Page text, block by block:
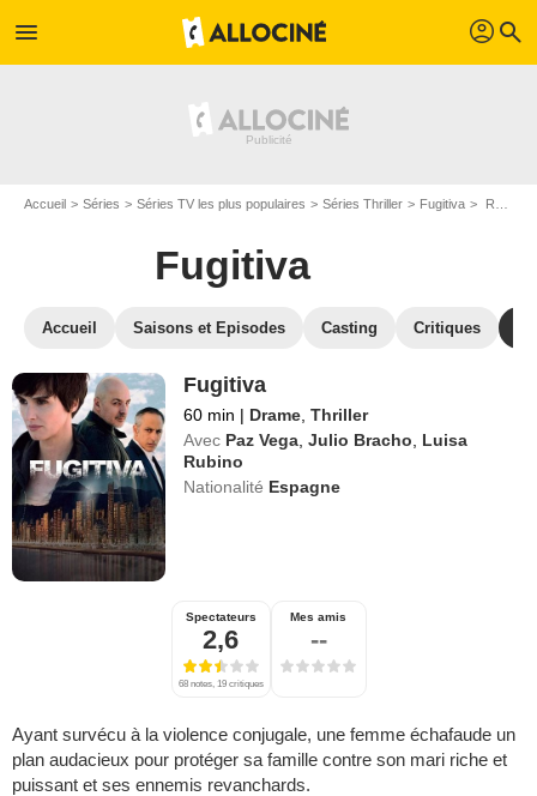
menu profil search
Accueil Séries Séries TV les plus populaires Séries Thriller Fugitiva Regarder Fugitiva en SVOD
Fugitiva
Accueil Saisons et Episodes Casting Critiques
Fugitiva
60 min | Drame ,Thriller
Avec Paz Vega ,Julio Bracho
Luisa
Rubino
Nationalité Espagne
Spectateurs
2,6
68 notes, 19 critiques
Mes amis
--
Ayant survécu à la violence conjugale, une femme échafaude un
plan audacieux pour protéger sa famille contre son mari riche et
puissant et ses ennemis revanchards.